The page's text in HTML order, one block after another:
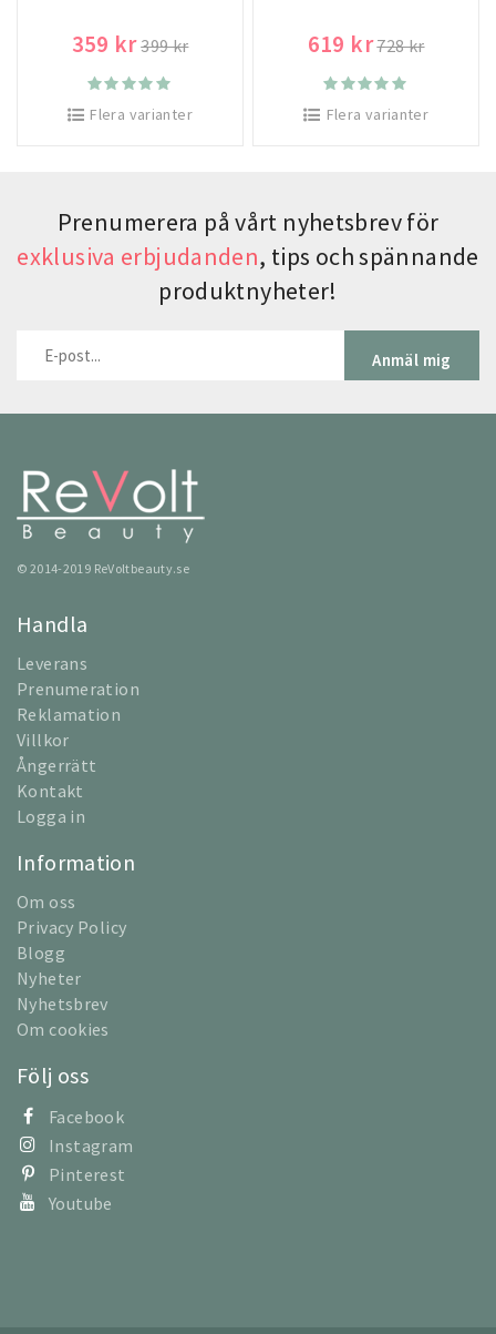
359 kr399 kr
Flera varianter
619 kr728 kr
Flera varianter
Prenumerera på vårt nyhetsbrev för
exklusiva erbjudanden, tips och spännande
produktnyheter!
Anmäl mig
© 2014-2019 ReVoltbeauty.se
Handla
Leverans
Prenumeration
Reklamation
Villkor
Ångerrätt
Kontakt
Logga in
Information
Om oss
Privacy Policy
Blogg
Nyheter
Nyhetsbrev
Om cookies
Följ oss
Facebook
Instagram
Pinterest
Youtube